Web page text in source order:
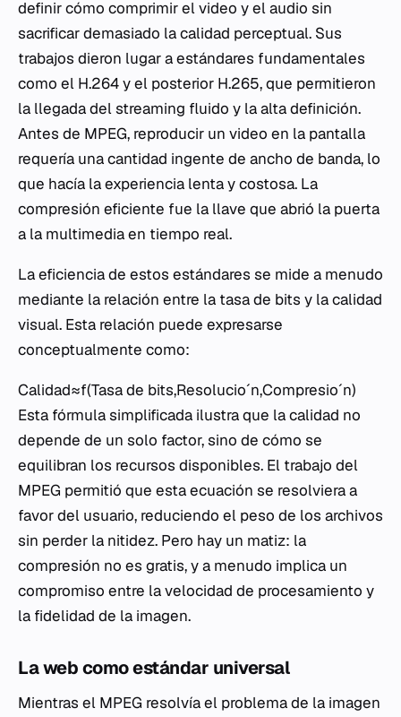
definir cómo comprimir el video y el audio sin
sacrificar demasiado la calidad perceptual. Sus
trabajos dieron lugar a estándares fundamentales
como el H.264 y el posterior H.265, que permitieron
la llegada del streaming fluido y la alta definición.
Antes de MPEG, reproducir un video en la pantalla
requería una cantidad ingente de ancho de banda, lo
que hacía la experiencia lenta y costosa. La
compresión eficiente fue la llave que abrió la puerta
a la multimedia en tiempo real.
La eficiencia de estos estándares se mide a menudo
mediante la relación entre la tasa de bits y la calidad
visual. Esta relación puede expresarse
conceptualmente como:
Calidad≈f(Tasa de bits,Resolucioˊn,Compresioˊn)
Esta fórmula simplificada ilustra que la calidad no
depende de un solo factor, sino de cómo se
equilibran los recursos disponibles. El trabajo del
MPEG permitió que esta ecuación se resolviera a
favor del usuario, reduciendo el peso de los archivos
sin perder la nitidez. Pero hay un matiz: la
compresión no es gratis, y a menudo implica un
compromiso entre la velocidad de procesamiento y
la fidelidad de la imagen.
La web como estándar universal
Mientras el MPEG resolvía el problema de la imagen